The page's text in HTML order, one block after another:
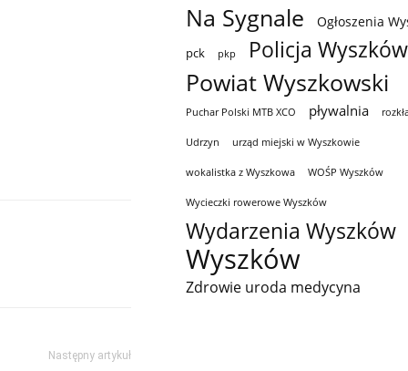
Następny artykuł
Na Sygnale Ogłoszenia
pck pkp Policja Wyszków
Powiat Wyszkowski
Puchar Polski MTB XCO pływalnia
Udrzyn urząd miejski w Wyszkowie
wokalistka z Wyszkowa WOŚP Wyszków
Wycieczki rowerowe Wyszków
Wydarzenia Wyszków
Wyszków
Zdrowie uroda medycyna